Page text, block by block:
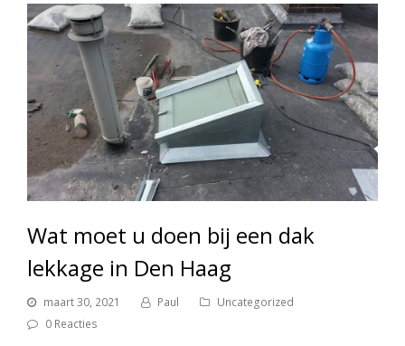
Wat moet u doen bij een dak
lekkage in Den Haag
maart 30, 2021 Paul
Uncategorized
0 Reacties